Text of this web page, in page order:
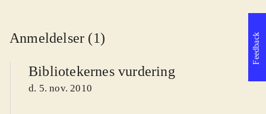
Anmeldelser (1)
Bibliotekernes vurdering
d. 5. nov. 2010
Feedback